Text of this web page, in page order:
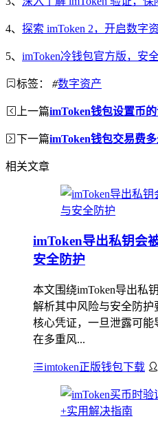
4、 探索 imToken 2，开启数字
5、 imToken冷钱包官方版，安
标签： #数字资产
上一篇imToken钱包设置币
下一篇imToken钱包交易费
相关文章
imToken导出私钥会
安全防护
本文围绕imToken导出私
解析其中风险与安全防
核心凭证，一旦泄露可
在多重风...
imtoken正版钱包下载